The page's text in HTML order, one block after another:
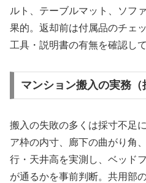
ルト、テーブルマット、ソフ
果的。返却前は付属品のチェ
工具・説明書の有無を確認し
マンション搬入の実務（
搬入の失敗の多くは採寸不足
ア枠の内寸、廊下の曲がり角
行・天井高を実測し、ベッド
が通るかを事前判断。共用部